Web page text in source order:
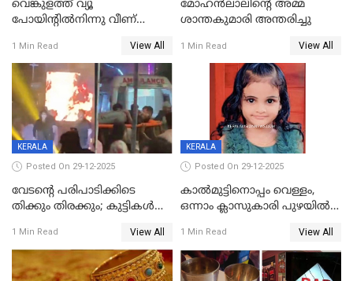
വെങ്കുളത്ത് വ്യൂ
പോയിന്റിൽനിന്നു വീണ്
1 Min Read View All
മോഹന്‍ലാലിന്‍റെ അമ്മ
ശാന്തകുമാരി അന്തരിച്ചു
1 Min Read View All
KERALA
Posted On 29-12-2025
വേടന്റെ പരിപാടിക്കിടെ
തിക്കും തിരക്കും; കുട്ടികള്‍
പരിക്ക്; പാളം മറികടന്ന
യുവാവ് ട്രെയിന്‍ തട്ടി മരിച്ചു
1 Min Read View All
KERALA
Posted On 29-12-2025
കാൽമുട്ടിനൊപ്പം വെള്ളം,
ഒന്നാം ക്ലാസുകാരി പുഴയിൽ
കുട്ടികൾക്കൊപ്പം
കളിക്കുന്നതിനിടെ
1 Min Read View All